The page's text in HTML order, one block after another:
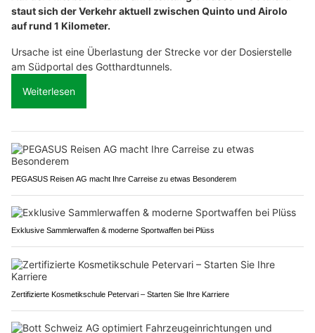
staut sich der Verkehr aktuell zwischen Quinto und Airolo
auf rund 1 Kilometer.
Ursache ist eine Überlastung der Strecke vor der Dosierstelle
am Südportal des Gotthardtunnels.
Weiterlesen
PEGASUS Reisen AG macht Ihre Carreise zu etwas Besonderem
Exklusive Sammlerwaffen & moderne Sportwaffen bei Plüss
Zertifizierte Kosmetikschule Petervari – Starten Sie Ihre Karriere